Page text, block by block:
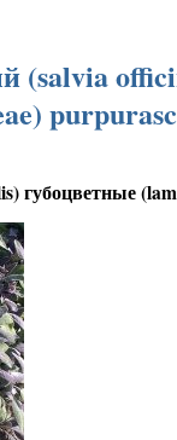
(salvia
губоцветные